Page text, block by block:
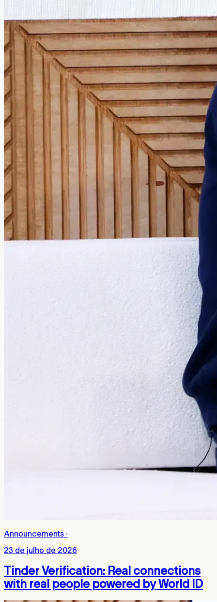
Announcements ·
23 de julho de 2026
Tinder Verification: Real connections
with real people powered by World ID